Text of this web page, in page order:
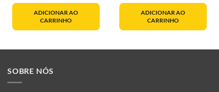
ADICIONAR AO
CARRINHO
ADICIONAR AO
CARRINHO
SOBRE NÓS